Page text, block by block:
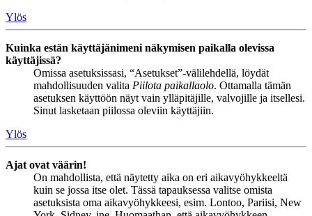
Ylös
Kuinka estän käyttäjänimeni näkymisen paikalla olevissa
käyttäjissä?
Omissa asetuksissasi, “Asetukset”-välilehdellä, löydät
mahdollisuuden valita Piilota paikallaolo. Ottamalla tämän
asetuksen käyttöön näyt vain ylläpitäjille, valvojille ja itsellesi.
Sinut lasketaan piilossa oleviin käyttäjiin.
Ylös
Ajat ovat väärin!
On mahdollista, että näytetty aika on eri aikavyöhykkeeltä
kuin se jossa itse olet. Tässä tapauksessa valitse omista
asetuksista oma aikavyöhykkeesi, esim. Lontoo, Pariisi, New